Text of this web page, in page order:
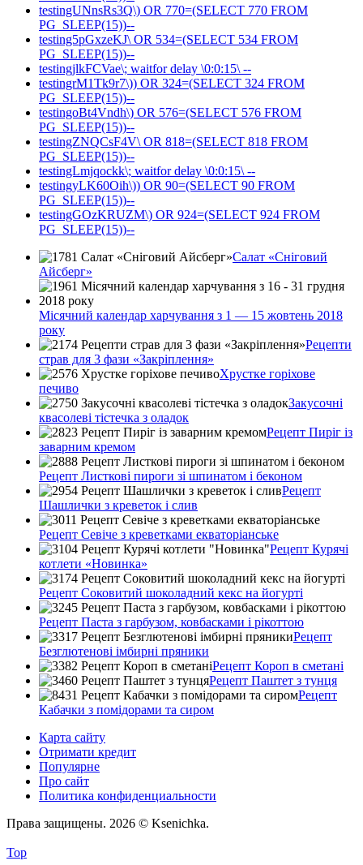
testingUNnsRs3Q\) OR 770=(SELECT 770 FROM
PG_SLEEP(15))--
testing5pGxzeKJ\ OR 534=(SELECT 534 FROM
PG_SLEEP(15))--
testingjlkFCVae\; waitfor delay \0:0:15\ --
testingrM1Tk9r7\)) OR 324=(SELECT 324 FROM
PG_SLEEP(15))--
testingoBt4Vndh\) OR 576=(SELECT 576 FROM
PG_SLEEP(15))--
testingZNQCsF4V\ OR 818=(SELECT 818 FROM
PG_SLEEP(15))--
testingLmjqockk\; waitfor delay \0:0:15\ --
testingyLK60Oih\)) OR 90=(SELECT 90 FROM
PG_SLEEP(15))--
testingGOzKRUZM\) OR 924=(SELECT 924 FROM
PG_SLEEP(15))--
Салат «Сніговий
Айсберг»
Місячний календар харчування з 1 — 15 жовтень 2018
року
Рецепти
страв для 3 фази «Закріплення»
Хрустке горіхове
печиво
Закусочні
квасолеві тістечка з оладок
Рецепт Пиріг із
заварним кремом
Рецепт Листкові пироги зі шпинатом і беконом
Рецепт
Шашлички з креветок і слив
Рецепт Севіче з креветками екваторіанське
Рецепт Курячі
котлети «Новинка»
Рецепт Соковитий шоколадний кекс на йогурті
Рецепт Паста з гарбузом, ковбасками і рікоттою
Рецепт
Безглютенові імбирні пряники
Рецепт Короп в сметані
Рецепт Паштет з тунця
Рецепт
Кабачки з помідорами та сиром
Карта сайту
Отримати кредит
Популярне
Про сайт
Политика конфиденциальности
Права защищены. 2026 © Ksenichka.
Top